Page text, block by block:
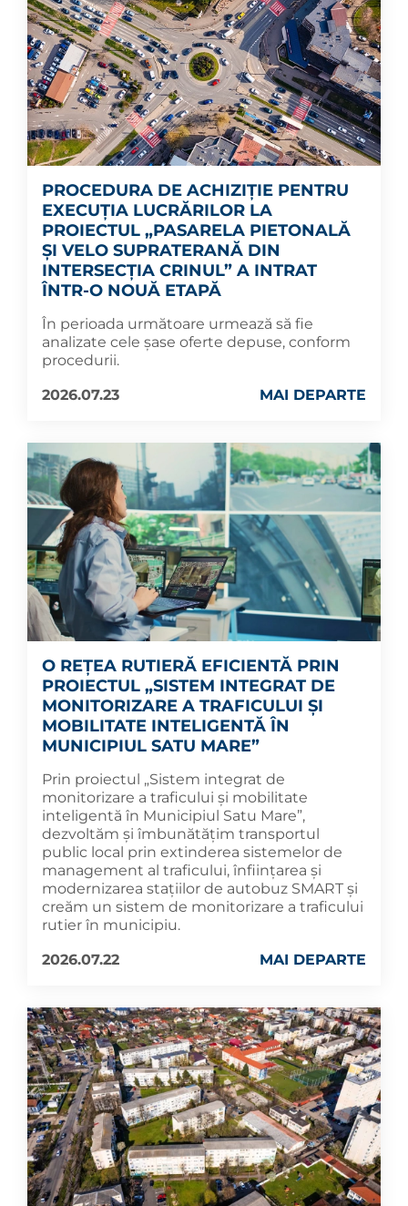
PROCEDURA DE ACHIZIȚIE PENTRU
EXECUȚIA LUCRĂRILOR LA
PROIECTUL „PASARELA PIETONALĂ
ȘI VELO SUPRATERANĂ DIN
INTERSECȚIA CRINUL” A INTRAT
ÎNTR-O NOUĂ ETAPĂ
În perioada următoare urmează să fie
analizate cele șase oferte depuse, conform
procedurii.
2026.07.23
MAI DEPARTE
O REȚEA RUTIERĂ EFICIENTĂ PRIN
PROIECTUL „SISTEM INTEGRAT DE
MONITORIZARE A TRAFICULUI ȘI
MOBILITATE INTELIGENTĂ ÎN
MUNICIPIUL SATU MARE”
Prin proiectul „Sistem integrat de
monitorizare a traficului și mobilitate
inteligentă în Municipiul Satu Mare”,
dezvoltăm și îmbunătățim transportul
public local prin extinderea sistemelor de
management al traficului, înființarea și
modernizarea stațiilor de autobuz SMART și
creăm un sistem de monitorizare a traficului
rutier în municipiu.
2026.07.22
MAI DEPARTE